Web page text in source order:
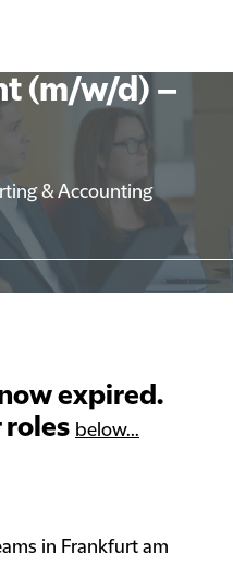
(m/w/d) –
& Accounting
expired.
roles below...
in Frankfurt am